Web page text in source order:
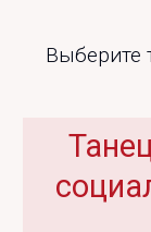
Выберите